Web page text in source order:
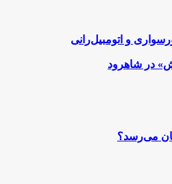
و اتومبیل‌رانی
در شاهرود
می‌رسد؟